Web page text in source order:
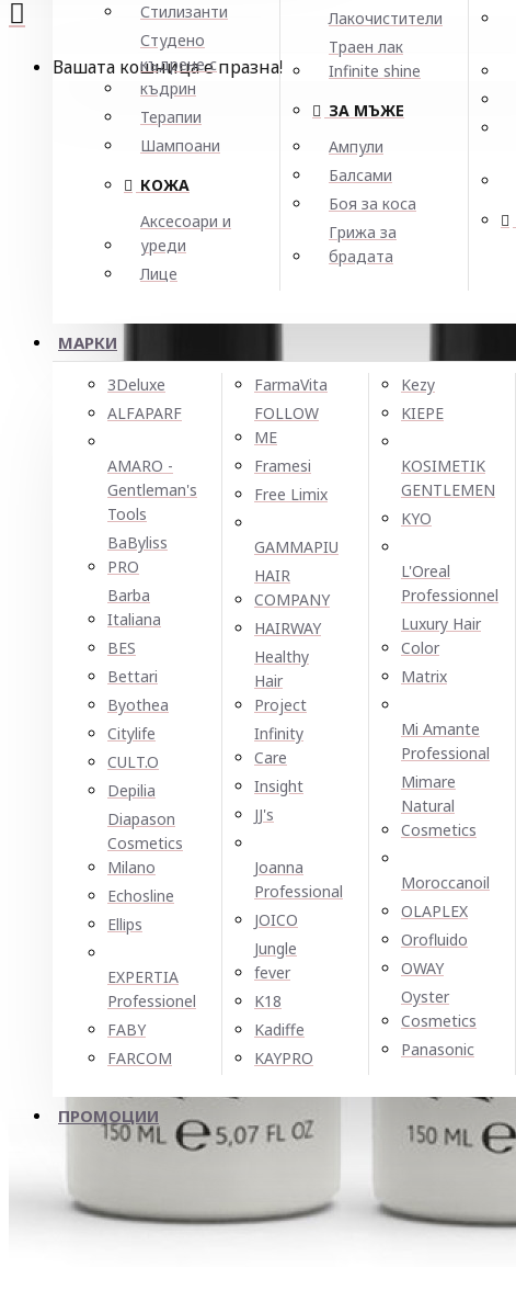
Стилизанти
Студено
къдрене с
къдрин
Терапии
Шампоани
КОЖА
Аксесоари и
уреди
Лице
Лакочистители
Траен лак
Infinite shine
ЗА МЪЖЕ
Ампули
Балсами
Боя за коса
Грижа за
брадата
МАРКИ
3Deluxe
ALFAPARF
AMARO -
Gentleman's
Tools
BaByliss
PRO
Barba
Italiana
BES
Bettari
Byothea
Citylife
CULT.O
Depilia
Diapason
Cosmetics
Milano
Echosline
Ellірѕ
EXPERTIA
Professionel
FABY
FARCOM
FarmaVita
FOLLOW
ME
Framesi
Free Limix
GAMMAPIU
HAIR
COMPANY
HAIRWAY
Healthy
Hair
Project
Infinity
Care
Insight
JJ's
Joanna
Professional
JOICO
Jungle
fever
K18
Kadiffe
KAYPRO
Kezy
KIEPE
KOSIMETIK
GENTLEMEN
KYO
L'Oreal
Professionnel
Luxury Hair
Color
Matrix
Mi Amante
Professional
Mimare
Natural
Cosmetics
Moroccanoil
OLAPLEX
Orofluido
OWAY
Oyster
Cosmetics
Panasonic
ПРОМОЦИИ
Вашата кошница е празна!